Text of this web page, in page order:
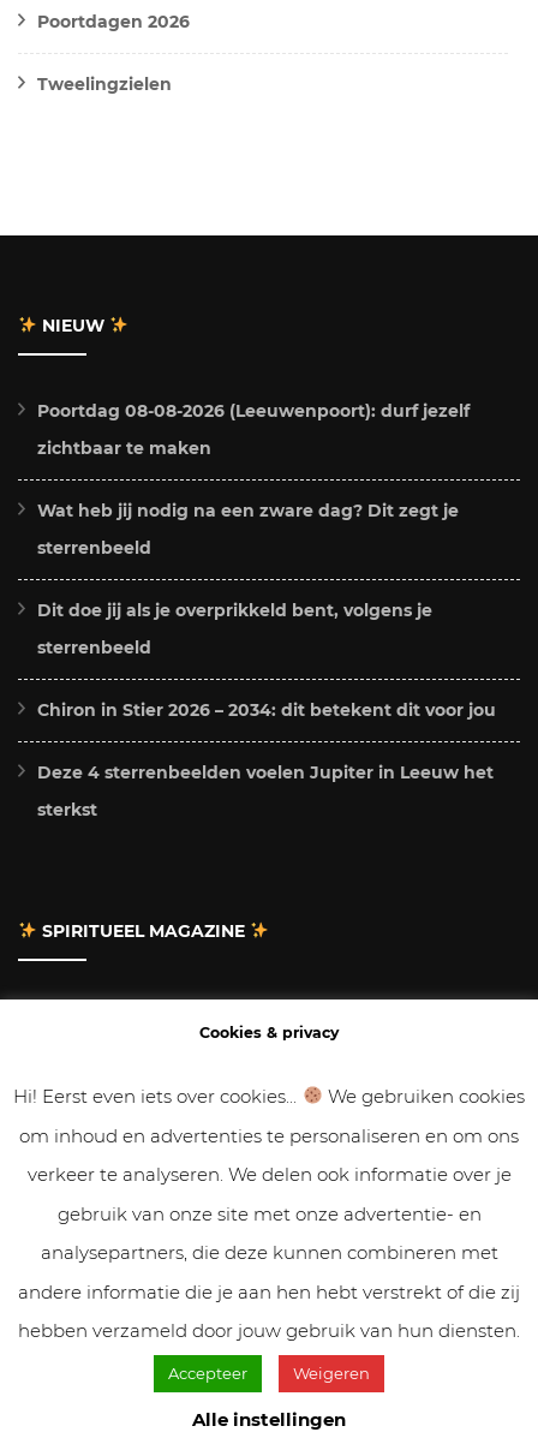
Poortdagen 2026
Tweelingzielen
NIEUW
Poortdag 08-08-2026 (Leeuwenpoort): durf jezelf
zichtbaar te maken
Wat heb jij nodig na een zware dag? Dit zegt je
sterrenbeeld
Dit doe jij als je overprikkeld bent, volgens je
sterrenbeeld
Chiron in Stier 2026 – 2034: dit betekent dit voor jou
Deze 4 sterrenbeelden voelen Jupiter in Leeuw het
sterkst
SPIRITUEEL MAGAZINE
Gastbloggen
Samenwerken
Cookies & Privacy
© VolleMaanKalender.nl 2019 - 2025 // NadiZoetebier.nl //
Cookiebeleid & privacy
Cookies & privacy
Hi! Eerst even iets over cookies...
We gebruiken cookies
om inhoud en advertenties te personaliseren en om ons
verkeer te analyseren. We delen ook informatie over je
gebruik van onze site met onze advertentie- en
analysepartners, die deze kunnen combineren met
andere informatie die je aan hen hebt verstrekt of die zij
hebben verzameld door jouw gebruik van hun diensten.
Accepteer Weigeren
Alle instellingen